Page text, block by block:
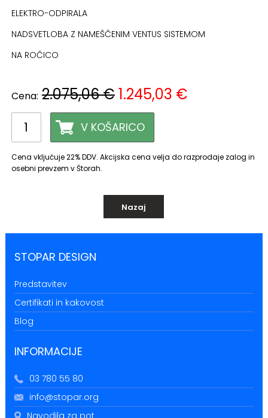
ELEKTRO-ODPIRALA
NADSVETLOBA Z NAMEŠČENIM VENTUS SISTEMOM
NA ROČICO
Cena: 2.075,06 €1.245,03 €
Cena vključuje 22% DDV. Akcijska cena velja do razprodaje zalog in
osebni prevzem v Štorah.
Nazaj
STOPAR DESIGN
Predstavitev
Certifikati in kakovost
Blog
INFORMACIJE
03 780 55 80
info@stopar.org
Navodila za pot